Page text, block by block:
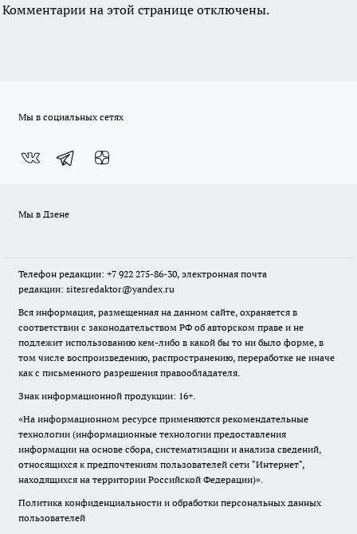
Комментарии на этой странице отключены.
Мы в социальных сетях
Мы в Дзене
Телефон редакции: +7 922 275-86-30, электронная почта
редакции: sitesredaktor@yandex.ru
Вся информация, размещенная на данном сайте, охраняется в
соответствии с законодательством РФ об авторском праве и не
подлежит использованию кем-либо в какой бы то ни было форме, в
том числе воспроизведению, распространению, переработке не иначе
как с письменного разрешения правообладателя.
Знак информационной продукции: 16+.
«На информационном ресурсе применяются рекомендательные
технологии (информационные технологии предоставления
информации на основе сбора, систематизации и анализа сведений,
относящихся к предпочтениям пользователей сети "Интернет",
находящихся на территории Российской Федерации)».
Политика конфиденциальности и обработки персональных данных
пользователей